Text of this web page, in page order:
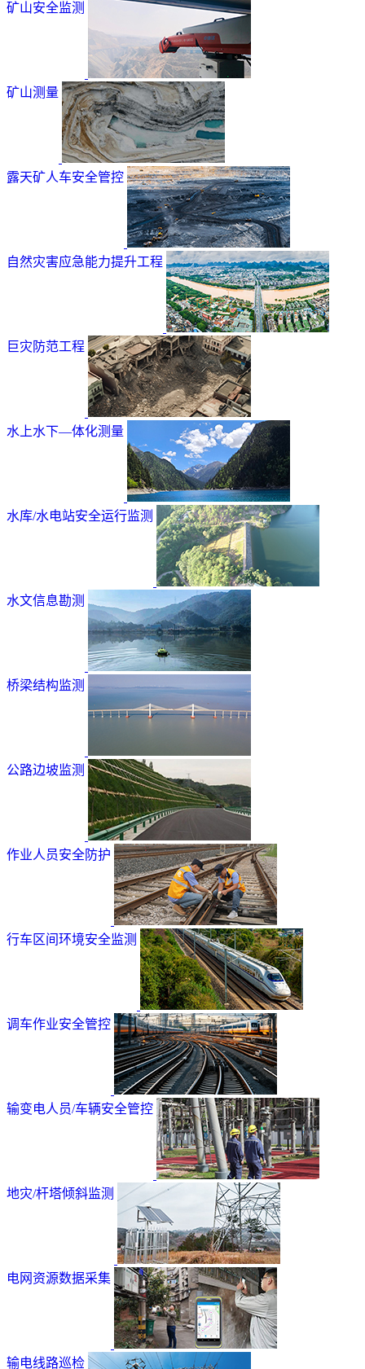
矿山安全监测
矿山测量
露天矿人车安全管控
自然灾害应急能力提升工程
巨灾防范工程
水上水下—体化测量
水库/水电站安全运行监测
水文信息勘测
桥梁结构监测
公路边坡监测
作业人员安全防护
行车区间环境安全监测
调车作业安全管控
输变电人员/车辆安全管控
地灾/杆塔倾斜监测
电网资源数据采集
输电线路巡检